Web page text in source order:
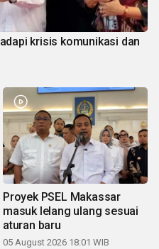
krisis komunikasi dan
Proyek PSEL Makassar
masuk lelang ulang sesuai
aturan baru
05 August 2026 18:01 WIB